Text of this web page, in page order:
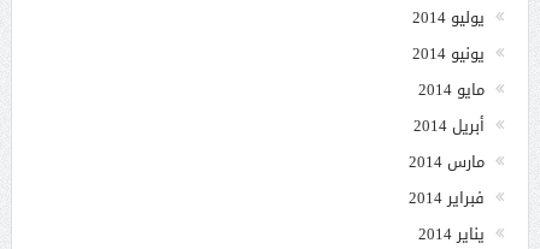
يوليو 2014
يونيو 2014
مايو 2014
أبريل 2014
مارس 2014
فبراير 2014
يناير 2014